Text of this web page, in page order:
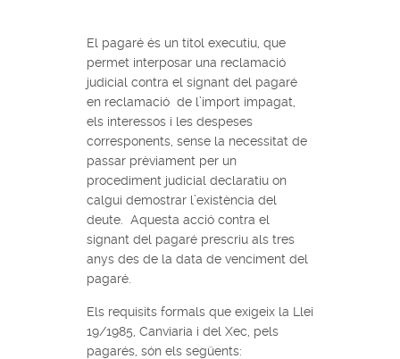
El pagaré és un títol executiu, que
permet interposar una reclamació
judicial contra el signant del pagaré
en reclamació de l’import impagat,
els interessos i les despeses
corresponents, sense la necessitat de
passar prèviament per un
procediment judicial declaratiu on
calgui demostrar l’existència del
deute. Aquesta acció contra el
signant del pagaré prescriu als tres
anys des de la data de venciment del
pagaré.
Els requisits formals que exigeix la Llei
19/1985, Canviaria i del Xec, pels
pagarés, són els següents: